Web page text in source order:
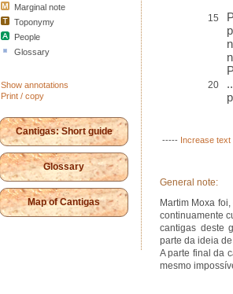
Marginal note
Toponymy
People
Glossary
Show annotations
Print / copy
Cantigas: Short guide
Glossary
Map of Cantigas
15
20
----- Increase text
General note:
Martim Moxa
continuamente
cantigas deste
parte da ideia
A parte final da
mesmo